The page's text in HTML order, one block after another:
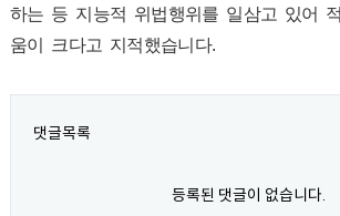
하는 등 지능적 위법행위를 일삼고 있어
움이 크다고 지적했습니다.
댓글목록
등록된 댓글이 없습니다.